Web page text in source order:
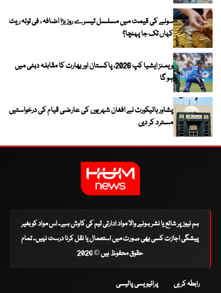
سونے کی قیمت میں مسلسل تیسرے روز بڑا اضافہ ، فی تولہ ریٹ
کہاں تک جا پہنچا؟
ویمنز ایشیا کپ 2026، پاکستان اور بھارت کا مقابلہ دبئی میں
ہو گا
پشاور ہائیکورٹ نے افغان شہریوں کی عارضی قیام کی درخواستیں
مسترد کر دیں
ہم نیوز پر شائع یا نشر ہونے والا مواد ادارتی ٹیم کی کاوش ہے۔ اس مواد کو بغیر
پیشگی اجازت کسی بھی صورت میں استعمال یا نقل کرنا درست نہیں۔ تمام
حقوق محفوظ ہیں © 2026
رابطہ کریں پرائیویسی پالیسی